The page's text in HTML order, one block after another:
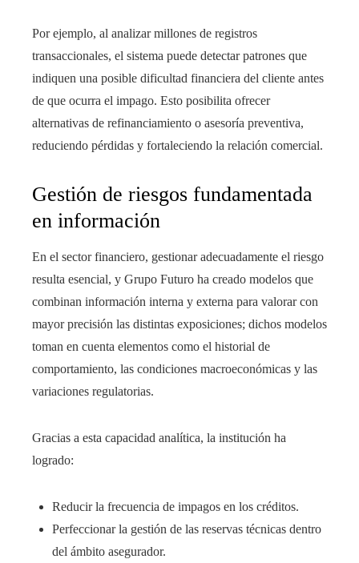
Por ejemplo, al analizar millones de registros
transaccionales, el sistema puede detectar patrones que
indiquen una posible dificultad financiera del cliente antes
de que ocurra el impago. Esto posibilita ofrecer
alternativas de refinanciamiento o asesoría preventiva,
reduciendo pérdidas y fortaleciendo la relación comercial.
Gestión de riesgos fundamentada
en información
En el sector financiero, gestionar adecuadamente el riesgo
resulta esencial, y Grupo Futuro ha creado modelos que
combinan información interna y externa para valorar con
mayor precisión las distintas exposiciones; dichos modelos
toman en cuenta elementos como el historial de
comportamiento, las condiciones macroeconómicas y las
variaciones regulatorias.
Gracias a esta capacidad analítica, la institución ha
logrado:
Reducir la frecuencia de impagos en los créditos.
Perfeccionar la gestión de las reservas técnicas dentro
del ámbito asegurador.